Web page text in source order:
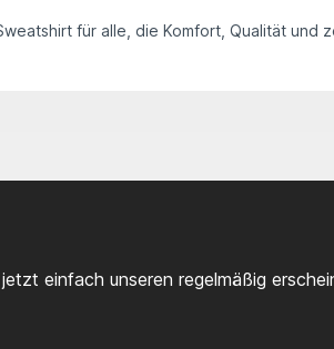
für alle, die Komfort, Qualität
einfach unseren regelmäßig